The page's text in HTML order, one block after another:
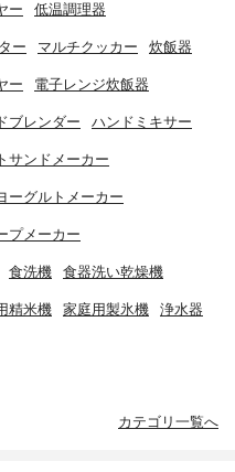
ー 低温調理器
ー マルチクッカー 炊飯器
ー 電子レンジ炊飯器
ブレンダー ハンドミキサー
サンドメーカー
ーグルトメーカー
プメーカー
食洗機 食器洗い乾燥機
精米機 家庭用製氷機 浄水器
カテゴリ一覧へ